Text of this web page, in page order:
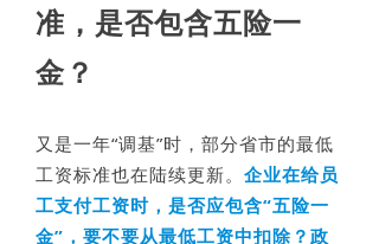
准，是否包含五险一
金？
又是一年“调基”时，部分省市的最低
工资标准也在陆续更新。 企业在给员
工支付工资时，是否应包含“五险一
金”，要不要从最低工资中扣除？政